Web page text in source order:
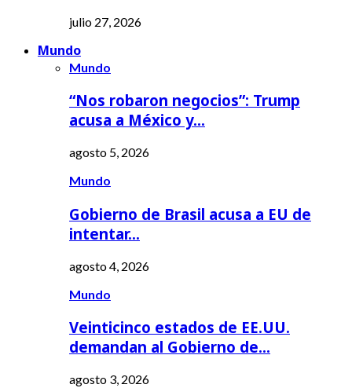
julio 27, 2026
Mundo
Mundo
“Nos robaron negocios”: Trump
acusa a México y…
agosto 5, 2026
Mundo
Gobierno de Brasil acusa a EU de
intentar…
agosto 4, 2026
Mundo
Veinticinco estados de EE.UU.
demandan al Gobierno de…
agosto 3, 2026